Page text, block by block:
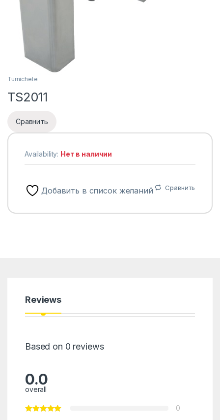
Turnichete
TS2011
Сравнить
Availability: Нет в наличии
Добавить в список желаний Сравнить
Reviews
Based on 0 reviews
0.0
overall
0